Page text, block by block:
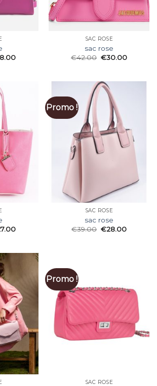
SAC ROSE
sac rose
€42.00 €30.00
Promo !
SAC ROSE
sac rose
€39.00 €28.00
Promo !
SAC ROSE